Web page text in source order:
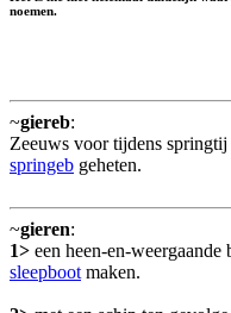
noemen.
~giereb:
Zeeuws voor tijdens springtij
springeb geheten.
~gieren:
1> een heen-en-weergaande
sleepboot maken.